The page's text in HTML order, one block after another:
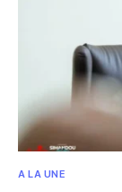
A LA UNE